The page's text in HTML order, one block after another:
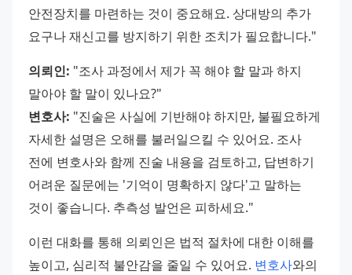
안전장치를 마련하는 것이 중요해요. 상대방의 추가
요구나 재신고를 방지하기 위한 조치가 필요합니다."
의뢰인: "조사 과정에서 제가 꼭 해야 할 말과 하지
말아야 할 말이 있나요?"
변호사: "진술은 사실에 기반해야 하지만, 불필요하게
자세한 설명은 오해를 불러일으킬 수 있어요. 조사
전에 변호사와 함께 진술 내용을 검토하고, 답변하기
어려운 질문에는 '기억이 명확하지 않다'고 말하는
것이 좋습니다. 추측성 발언은 피하세요."
이런 대화를 통해 의뢰인은 법적 절차에 대한 이해를
높이고, 심리적 불안감을 줄일 수 있어요. 변호사와의